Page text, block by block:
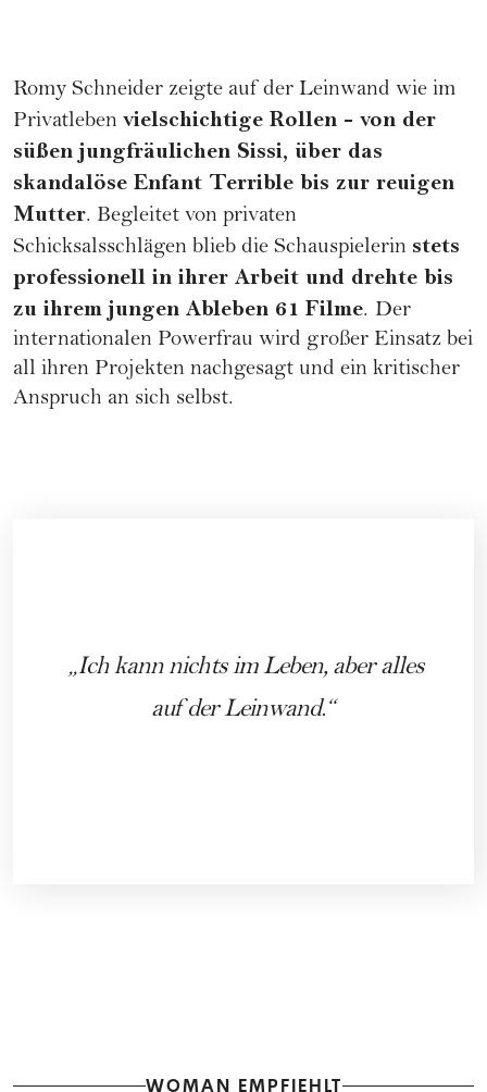
Romy Schneider zeigte auf der Leinwand wie im
Privatleben vielschichtige Rollen - von der
süßen jungfräulichen Sissi, über das
skandalöse Enfant Terrible bis zur reuigen
Mutter. Begleitet von privaten
Schicksalsschlägen blieb die Schauspielerin stets
professionell in ihrer Arbeit und drehte bis
zu ihrem jungen Ableben 61 Filme. Der
internationalen Powerfrau wird großer Einsatz bei
all ihren Projekten nachgesagt und ein kritischer
Anspruch an sich selbst.
Ich kann nichts im Leben, aber alles
auf der Leinwand.
WOMAN EMPFIEHLT